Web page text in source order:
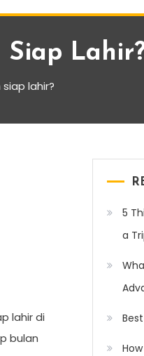
lahir?
lahir di
bulan
5
a